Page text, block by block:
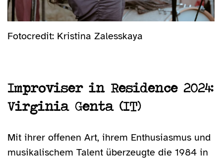
Fotocredit: Kristina Zalesskaya
Improviser in Residence 2024:
Virginia Genta (IT)
Mit ihrer offenen Art, ihrem Enthusiasmus und
musikalischem Talent überzeugte die 1984 in